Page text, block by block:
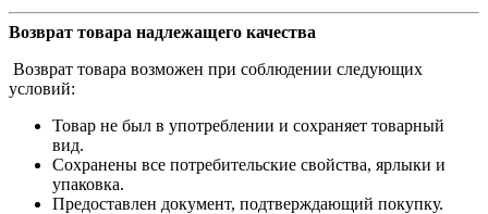
Возврат товара надлежащего качества
Возврат товара возможен при соблюдении следующих
условий:
Товар не был в употреблении и сохраняет товарный
вид.
Сохранены все потребительские свойства, ярлыки и
упаковка.
Предоставлен документ, подтверждающий покупку.